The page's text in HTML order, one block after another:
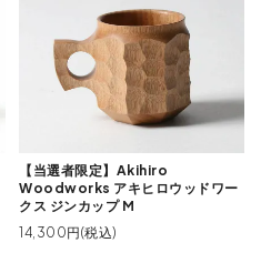
【当選者限定】Akihiro
Woodworks アキヒロウッドワー
クス ジンカップ M
14,300円(税込)